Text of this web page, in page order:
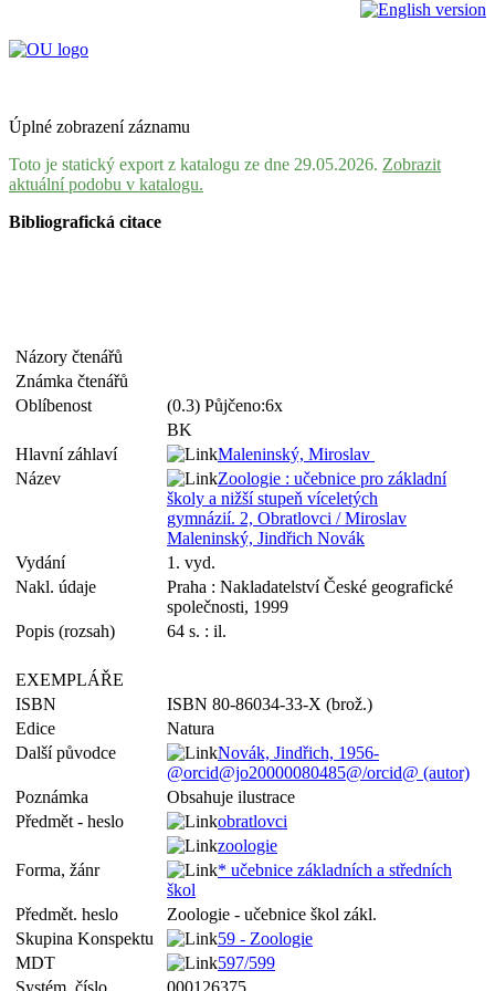
Úplné zobrazení záznamu
Toto je statický export z katalogu ze dne 29.05.2026. Zobrazit
aktuální podobu v katalogu.
Bibliografická citace
Názory čtenářů
Známka čtenářů
Oblíbenost
(0.3) Půjčeno:6x
BK
Hlavní záhlaví
Maleninský, Miroslav
Název
Zoologie : učebnice pro základní
školy a nižší stupeň víceletých
gymnázií. 2, Obratlovci / Miroslav
Maleninský, Jindřich Novák
Vydání
1. vyd.
Nakl. údaje
Praha : Nakladatelství České geografické
společnosti, 1999
Popis (rozsah)
64 s. : il.
EXEMPLÁŘE
ISBN
ISBN 80-86034-33-X (brož.)
Edice
Natura
Další původce
Novák, Jindřich, 1956-
@orcid@jo20000080485@/orcid@ (autor)
Poznámka
Obsahuje ilustrace
Předmět - heslo
obratlovci
zoologie
Forma, žánr
* učebnice základních a středních
škol
Předmět. heslo
Zoologie - učebnice škol zákl.
Skupina Konspektu
59 - Zoologie
MDT
597/599
Systém. číslo
000126375